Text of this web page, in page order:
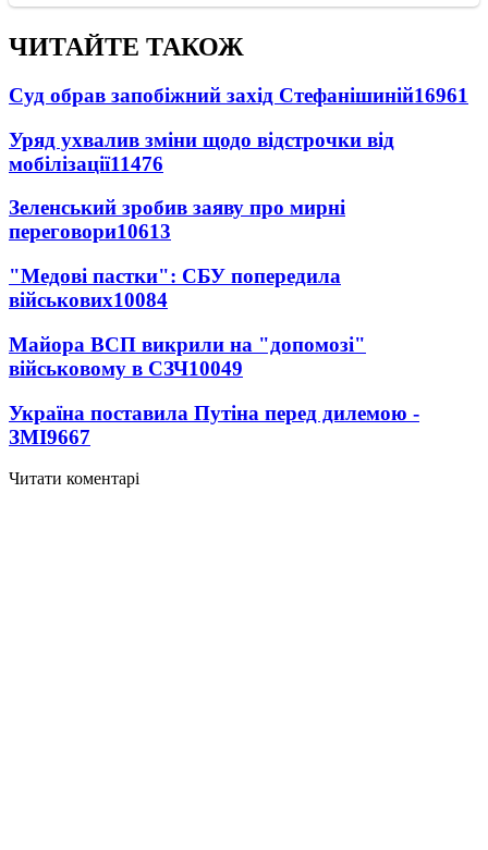
ЧИТАЙТЕ ТАКОЖ
Суд обрав запобіжний захід Стефанішиній16961
Уряд ухвалив зміни щодо відстрочки від
мобілізації11476
Зеленський зробив заяву про мирні
переговори10613
"Медові пастки": СБУ попередила
військових10084
Майора ВСП викрили на "допомозі"
військовому в СЗЧ10049
Україна поставила Путіна перед дилемою -
ЗМІ9667
Читати коментарі